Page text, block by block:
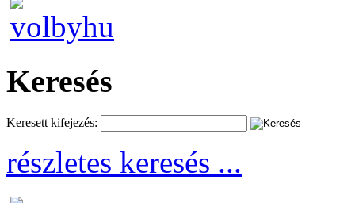
Keresés
Keresett kifejezés:
részletes keresés ...